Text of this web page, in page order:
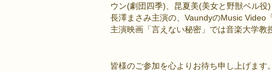
ウン(劇団四季)、昆夏美(美女と野獣ベル役)
長澤まさみ主演の、VaundyのMusic Video
主演映画「言えない秘密」では音楽大学教
皆様のご参加を心よりお待ち申し上げます。